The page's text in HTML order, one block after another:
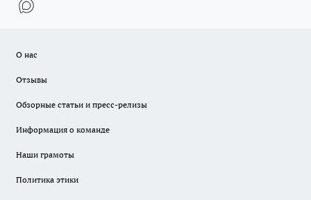
О нас
Отзывы
Обзорные статьи и пресс-релизы
Информация о команде
Наши грамоты
Политика этики